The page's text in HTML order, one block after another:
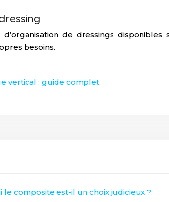
d’organisation de dressings
besoins.
vertical : guide complet
composite est-il un choix judicieux ?